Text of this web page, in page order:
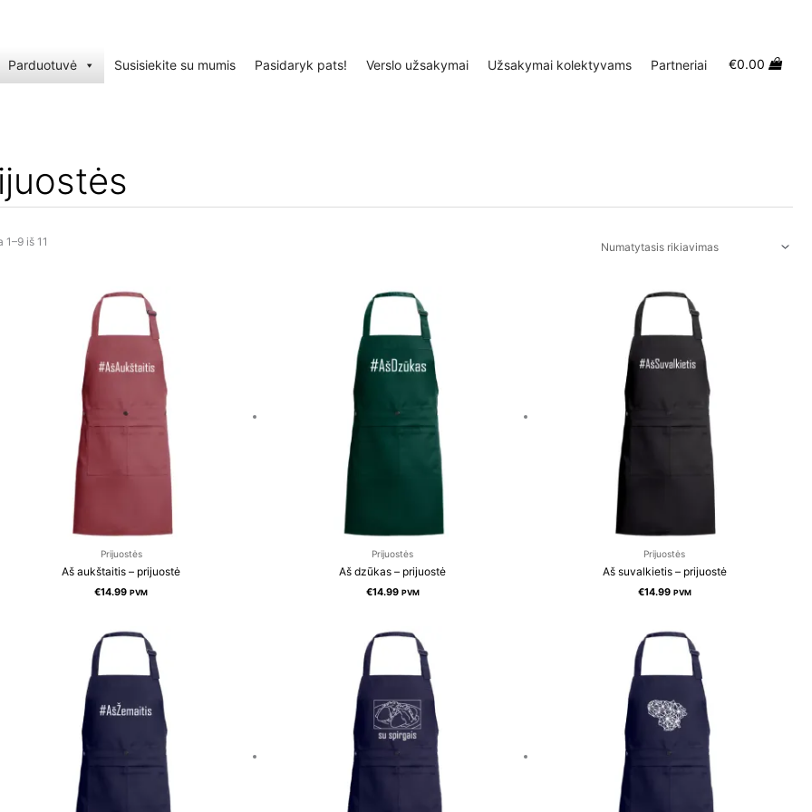
Parduotuvė Susisiekite su mumis Pasidaryk pats! Verslo užsakymai Užsakymai kolektyvams Partneriai €0.00
1–9 iš 11
Prijuostės
Aš aukštaitis – prijuostė
€14.99 PVM
Prijuostės
Aš dzūkas – prijuostė
€14.99 PVM
Prijuostės
Aš suvalkietis – prijuostė
€14.99 PVM